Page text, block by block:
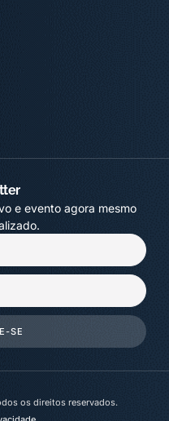
e evento agora mesmo
SE
os direitos reservados.